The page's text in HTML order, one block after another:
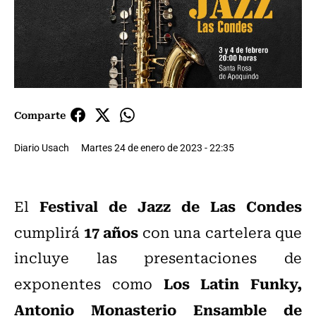
Comparte
Diario Usach Martes 24 de enero de 2023 - 22:35
El Festival de Jazz de Las Condes
cumplirá 17 años con una cartelera que
incluye las presentaciones de
exponentes como Los Latin Funky,
Antonio Monasterio Ensamble de